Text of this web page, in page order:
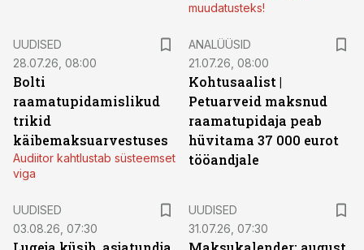
muudatusteks!
UUDISED
28.07.26, 08:00
Bolti
raamatupidamislikud
trikid
käibemaksuarvestuses
Audiitor kahtlustab süsteemset
viga
ANALÜÜSID
21.07.26, 08:00
Kohtusaalist |
Petuarveid maksnud
raamatupidaja peab
hüvitama 37 000 eurot
tööandjale
UUDISED
03.08.26, 07:30
UUDISED
31.07.26, 07:30